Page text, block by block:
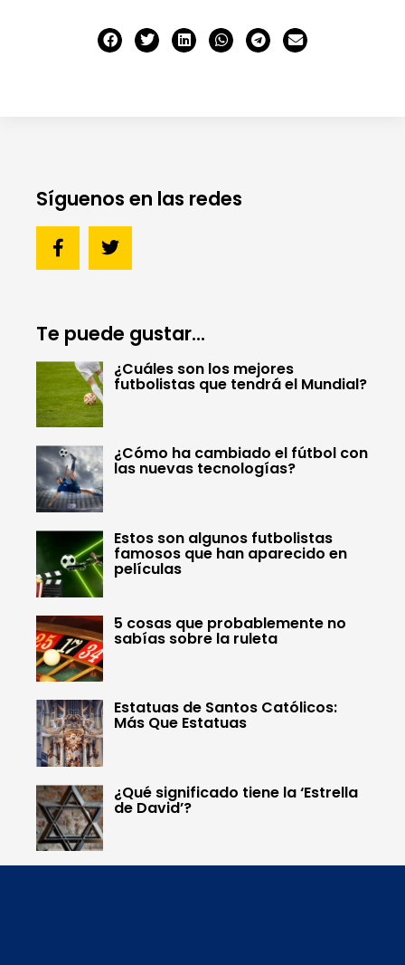
Síguenos en las redes
Te puede gustar...
¿Cuáles son los mejores
futbolistas que tendrá el Mundial?
¿Cómo ha cambiado el fútbol con
las nuevas tecnologías?
Estos son algunos futbolistas
famosos que han aparecido en
películas
5 cosas que probablemente no
sabías sobre la ruleta
Estatuas de Santos Católicos:
Más Que Estatuas
¿Qué significado tiene la ‘Estrella
de David’?